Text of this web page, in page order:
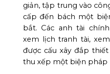
giản, tập trung vào
cấp đến bách một
bắt. Các anh tài
xem lịch tranh tài,
được cấu xây đắp
thu xếp một biện pháp